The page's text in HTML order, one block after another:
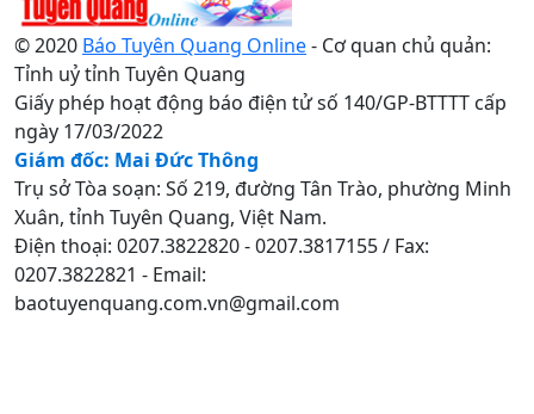
© 2020 Báo Tuyên Quang Online- Cơ quan chủ quản:
Tỉnh uỷ tỉnh Tuyên Quang
Giấy phép hoạt động báo điện tử số 140/GP-BTTTT cấp
ngày 17/03/2022
Giám đốc: Mai Đức Thông
Trụ sở Tòa soạn: Số 219, đường Tân Trào, phường Minh
Xuân, tỉnh Tuyên Quang, Việt Nam.
Điện thoại: 0207.3822820 - 0207.3817155 / Fax:
0207.3822821 - Email:
baotuyenquang.com.vn@gmail.com